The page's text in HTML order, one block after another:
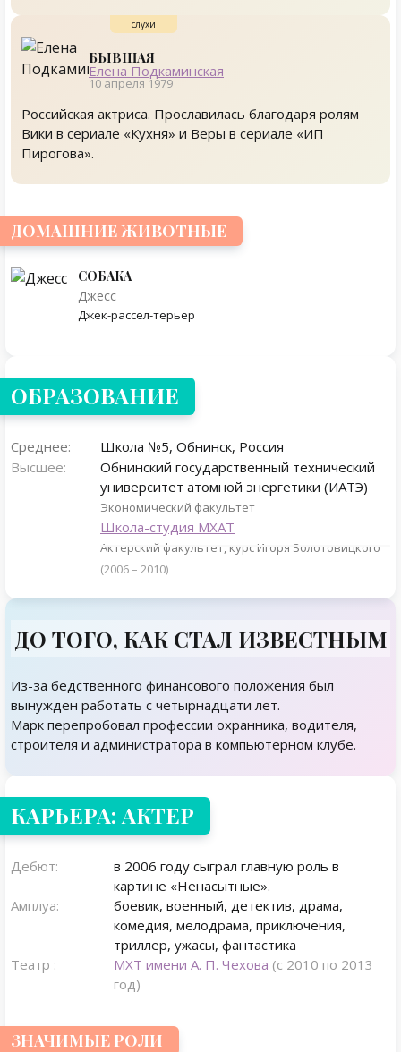
БЫВШАЯ
Елена Подкаминская
10 апреля 1979
Российская актриса. Прославилась благодаря ролям
Вики в сериале «Кухня» и Веры в сериале «ИП
Пирогова».
ДОМАШНИЕ ЖИВОТНЫЕ
СОБАКА
Джесс
Джек-рассел-терьер
ОБРАЗОВАНИЕ
Среднее:
Школа №5, Обнинск, Россия
Высшее:
Обнинский государственный технический
университет атомной энергетики (ИАТЭ)
Экономический факультет
Школа-студия МХАТ
Актерский факультет, курс Игоря Золотовицкого
(2006 – 2010)
ДО ТОГО, КАК СТАЛ ИЗВЕСТНЫМ
Из-за бедственного финансового положения был
вынужден работать с четырнадцати лет.
Марк перепробовал профессии охранника, водителя,
строителя и администратора в компьютерном клубе.
КАРЬЕРА: АКТЕР
Дебют:
в 2006 году сыграл главную роль в
картине «Ненасытные».
Амплуа:
боевик, военный, детектив, драма,
комедия, мелодрама, приключения,
триллер, ужасы, фантастика
Театр :
МХТ имени А. П. Чехова (с 2010 по 2013
год)
ЗНАЧИМЫЕ РОЛИ